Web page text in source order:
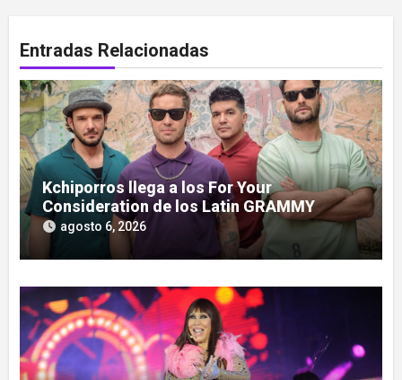
Entradas Relacionadas
Kchiporros llega a los For Your
Consideration de los Latin GRAMMY
agosto 6, 2026